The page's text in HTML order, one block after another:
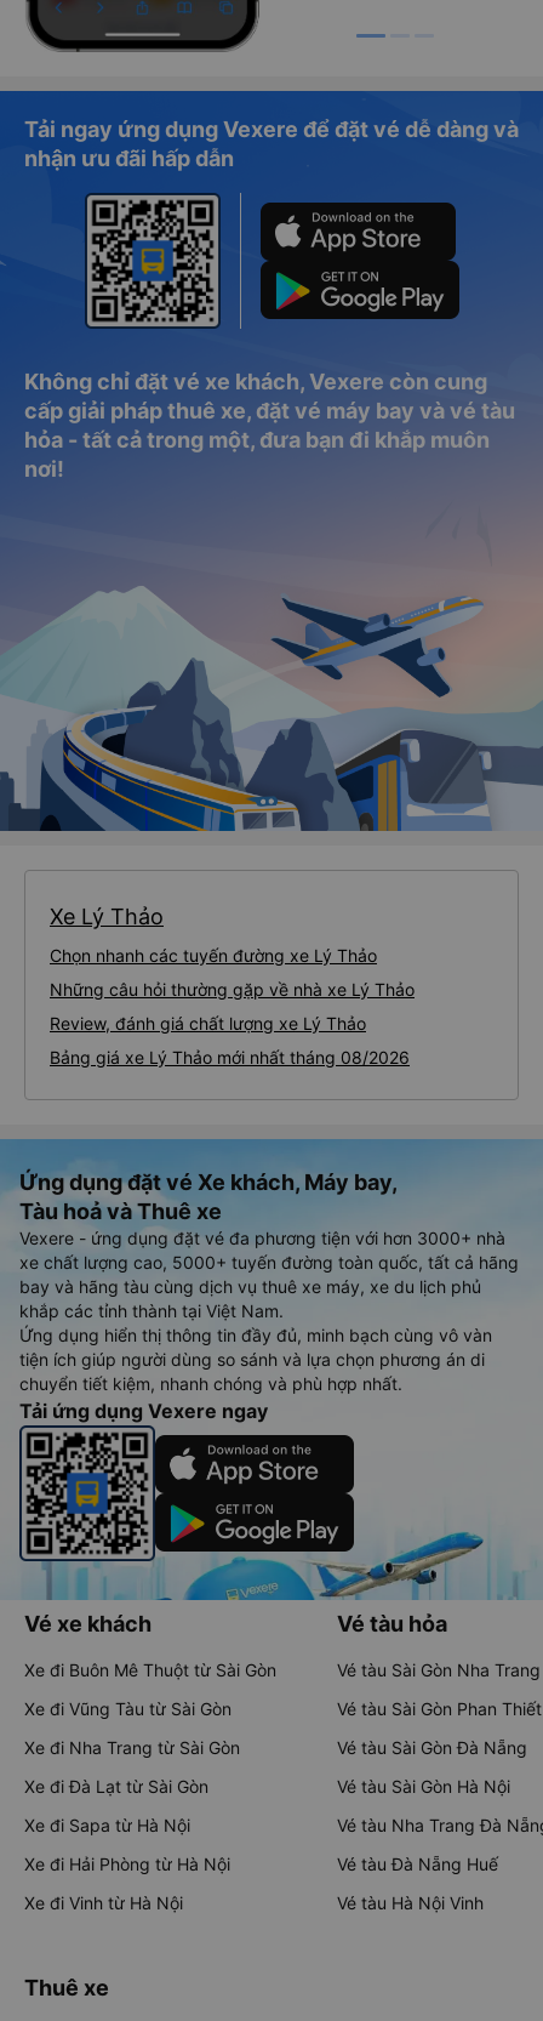
Tải ngay ứng dụng Vexere để đặt vé dễ dàng và
nhận ưu đãi hấp dẫn
Không chỉ đặt vé xe khách, Vexere còn cung
cấp giải pháp thuê xe, đặt vé máy bay và vé tàu
hỏa - tất cả trong một, đưa bạn đi khắp muôn
nơi!
Xe Lý Thảo
Chọn nhanh các tuyến đường xe Lý Thảo
Những câu hỏi thường gặp về nhà xe Lý Thảo
Review, đánh giá chất lượng xe Lý Thảo
Bảng giá xe Lý Thảo mới nhất tháng 08/2026
Ứng dụng đặt vé Xe khách, Máy bay,
Tàu hoả và Thuê xe
Vexere - ứng dụng đặt vé đa phương tiện với hơn 3000+ nhà
xe chất lượng cao, 5000+ tuyến đường toàn quốc, tất cả hãng
bay và hãng tàu cùng dịch vụ thuê xe máy, xe du lịch phủ
khắp các tỉnh thành tại Việt Nam.
Ứng dụng hiển thị thông tin đầy đủ, minh bạch cùng vô vàn
tiện ích giúp người dùng so sánh và lựa chọn phương án di
chuyển tiết kiệm, nhanh chóng và phù hợp nhất.
Tải ứng dụng Vexere ngay
Vé xe khách
Xe đi Buôn Mê Thuột từ Sài Gòn
Xe đi Vũng Tàu từ Sài Gòn
Xe đi Nha Trang từ Sài Gòn
Xe đi Đà Lạt từ Sài Gòn
Xe đi Sapa từ Hà Nội
Xe đi Hải Phòng từ Hà Nội
Xe đi Vinh từ Hà Nội
Vé tàu hỏa
Vé tàu Sài Gòn Nha Trang
Vé tàu Sài Gòn Phan Thiết
Vé tàu Sài Gòn Đà Nẵng
Vé tàu Sài Gòn Hà Nội
Vé tàu Nha Trang Đà
Vé tàu Đà Nẵng Huế
Vé tàu Hà Nội Vinh
Thuê xe